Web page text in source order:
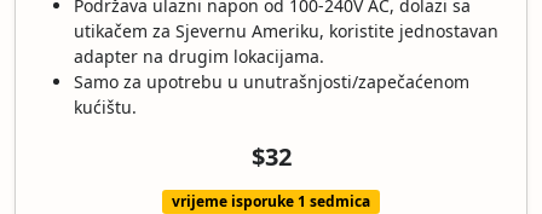
Podržava ulazni napon od 100-240V AC, dolazi sa
utikačem za Sjevernu Ameriku, koristite jednostavan
adapter na drugim lokacijama.
Samo za upotrebu u unutrašnjosti/zapečaćenom
kućištu.
$32
vrijeme isporuke 1 sedmica